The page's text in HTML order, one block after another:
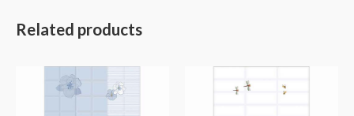
Related products